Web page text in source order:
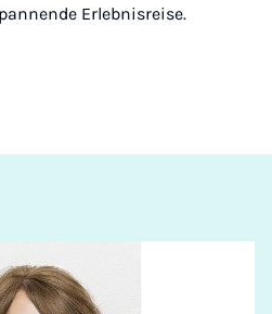
Erlebnisreise.